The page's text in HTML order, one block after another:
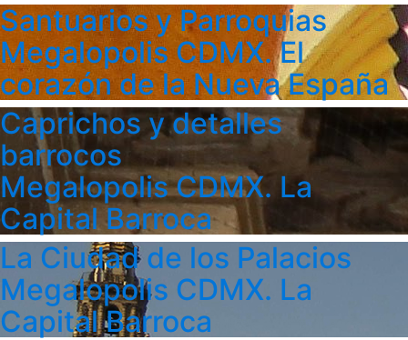
Santuarios y Parroquias
Megalopolis CDMX. El
corazón de la Nueva España
Caprichos y detalles
barrocos
Megalopolis CDMX. La
Capital Barroca
La Ciudad de los Palacios
Megalopolis CDMX. La
Capital Barroca